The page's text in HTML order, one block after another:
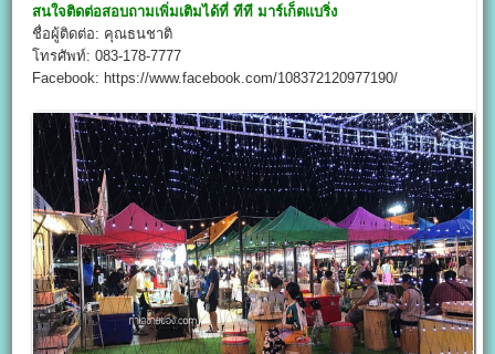
สนใจติดต่อสอบถามเพิ่มเติมได้ที่ ทีที มาร์เก็ตแบริ่ง
ชื่อผู้ติดต่อ: คุณธนชาติ
โทรศัพท์: 083-178-7777
Facebook: https://www.facebook.com/108372120977190/